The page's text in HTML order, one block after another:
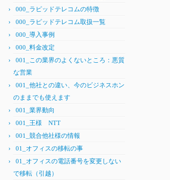
000_ラピッドテレコムの特徴
000_ラピッドテレコム取扱一覧
000_導入事例
000_料金改定
001_この業界のよくないところ：悪質
な営業
001_他社との違い、今のビジネスホン
のままでも使えます
001_業界動向
001_王様 NTT
001_競合他社様の情報
01_オフィスの移転の事
01_オフィスの電話番号を変更しない
で移転（引越）